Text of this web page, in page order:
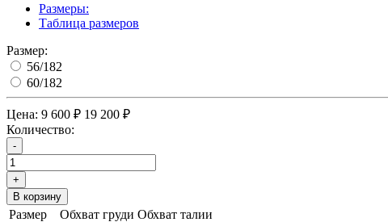
Размеры:
Таблица размеров
Размер:
56/182
60/182
Цена: 9 600 ₽ 19 200 ₽
Количество:
-
+
В корзину
Размер Обхват груди Обхват талии